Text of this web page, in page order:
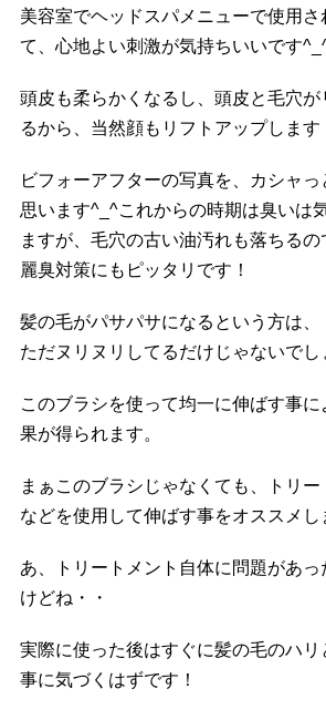
美容室でヘッドスパメニューで使用さ
て、心地よい刺激が気持ちいいです
頭皮も柔らかくなるし、頭皮と毛穴
るから、当然顔もリフトアップします
ビフォーアフターの写真を、カシャっ
思います^_^これからの時期は臭いは
ますが、毛穴の古い油汚れも落ちる
麗臭対策にもピッタリです！
髪の毛がパサパサになるという方は、
ただヌリヌリしてるだけじゃないでし
このブラシを使って均一に伸ばす事
果が得られます。
まぁこのブラシじゃなくても、トリ
などを使用して伸ばす事をオススメし
あ、トリートメント自体に問題があ
けどね・・
実際に使った後はすぐに髪の毛のハリ
事に気づくはずです！